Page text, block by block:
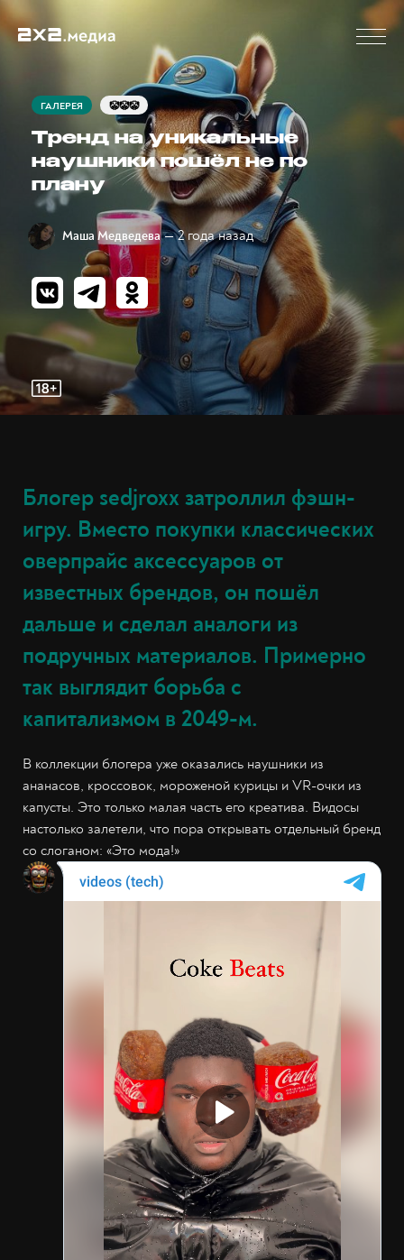
ГАЛЕРЕЯ 🤡🤡🤡
Тренд на уникальные
наушники пошёл не по
плану
Маша Медведева — 2 года назад
Блогер sedjroxx затроллил фэшн-
игру. Вместо покупки классических
оверпрайс аксессуаров от
известных брендов, он пошёл
дальше и сделал аналоги из
подручных материалов. Примерно
так выглядит борьба с
капитализмом в 2049-м.
В коллекции блогера уже оказались наушники из
ананасов, кроссовок, мороженой курицы и VR-очки из
капусты. Это только малая часть его креатива. Видосы
настолько залетели, что пора открывать отдельный бренд
со слоганом: «Это мода!»